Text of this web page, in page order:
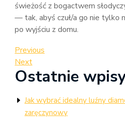
świeżość z bogactwem
— tak, abyś czuł/a go nie tylko
po wyjściu z domu.
Nawigacja
wpisu
Previous
Post
Previous
Next
Post
Next
Ostatnie
Jak wybrać idealny luźny
zaręczynowy